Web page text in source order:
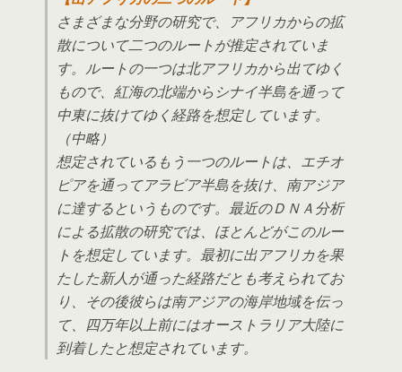
さまざまな分野の研究で、アフリカからの拡
散について二つのルートが推定されていま
す。ルートの一つは北アフリカから出てゆく
もので、紅海の北端からシナイ半島を通って
中東に抜けてゆく経路を想定しています。
（中略）
想定されているもう一つのルートは、エチオ
ピアを通ってアラビア半島を抜け、南アジア
に達するというものです。最近のＤＮＡ分析
による拡散の研究では、ほとんどがこのルー
トを想定しています。最初に出アフリカを果
たした新人が通った経路だとも考えられてお
り、その後彼らは南アジアの海岸地域を伝っ
て、四万年以上前にはオーストラリア大陸に
到着したと想定されています。